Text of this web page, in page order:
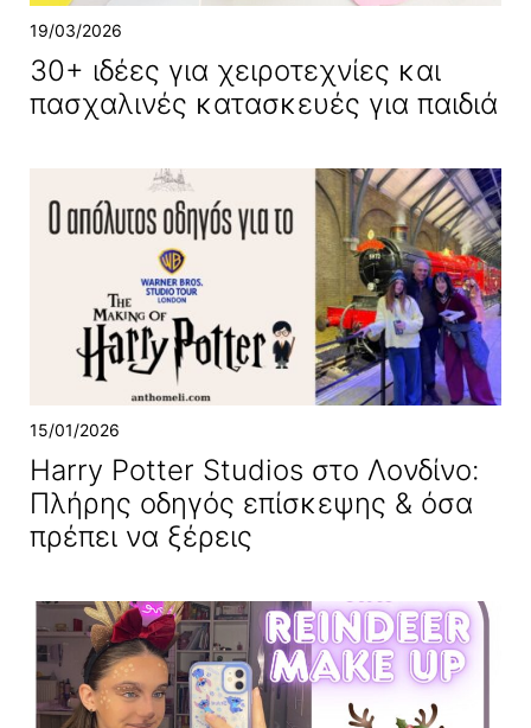
19/03/2026
30+ ιδέες για χειροτεχνίες και
πασχαλινές κατασκευές για παιδιά
15/01/2026
Harry Potter Studios στο Λονδίνο:
Πλήρης οδηγός επίσκεψης & όσα
πρέπει να ξέρεις